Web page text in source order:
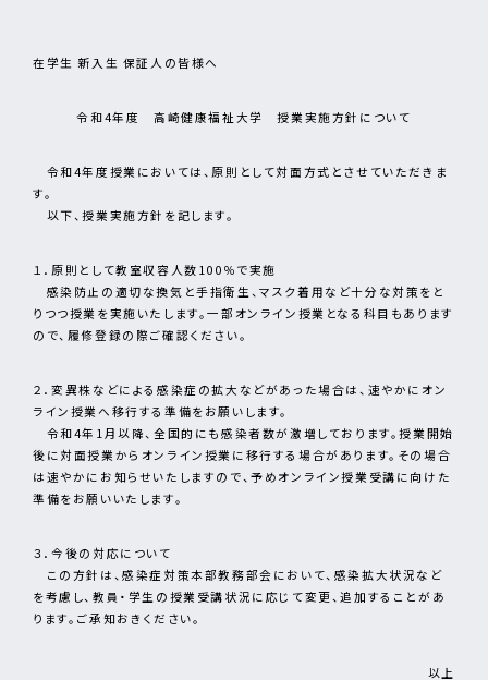
在学⽣ 新⼊⽣ 保証人の皆様へ
令和4年度 高崎健康福祉大学 授業実施方針について
令和4年度授業においては、原則として対面方式とさせていただきま
す。
以下、授業実施方針を記します。
１．原則として教室収容人数100％で実施
感染防止の適切な換気と手指衛生、マスク着用など十分な対策をと
りつつ授業を実施いたします。一部オンライン授業となる科目もあります
ので、履修登録の際ご確認ください。
２．変異株などによる感染症の拡大などがあった場合は、速やかにオン
ライン授業へ移行する準備をお願いします。
令和4年1月以降、全国的にも感染者数が激増しております。授業開始
後に対面授業からオンライン授業に移行する場合があります。その場合
は速やかにお知らせいたしますので、予めオンライン授業受講に向けた
準備をお願いいたします。
３．今後の対応について
この方針は、感染症対策本部教務部会において、感染拡大状況など
を考慮し、教員・学生の授業受講状況に応じて変更、追加することがあ
ります。ご承知おきください。
以上